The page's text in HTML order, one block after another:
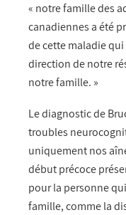
« notre famille des
canadiennes a été
de cette maladie
direction de notre
notre famille. »
Le diagnostic de
troubles
uniquement nos
début précoce
pour la personne
famille, comme la